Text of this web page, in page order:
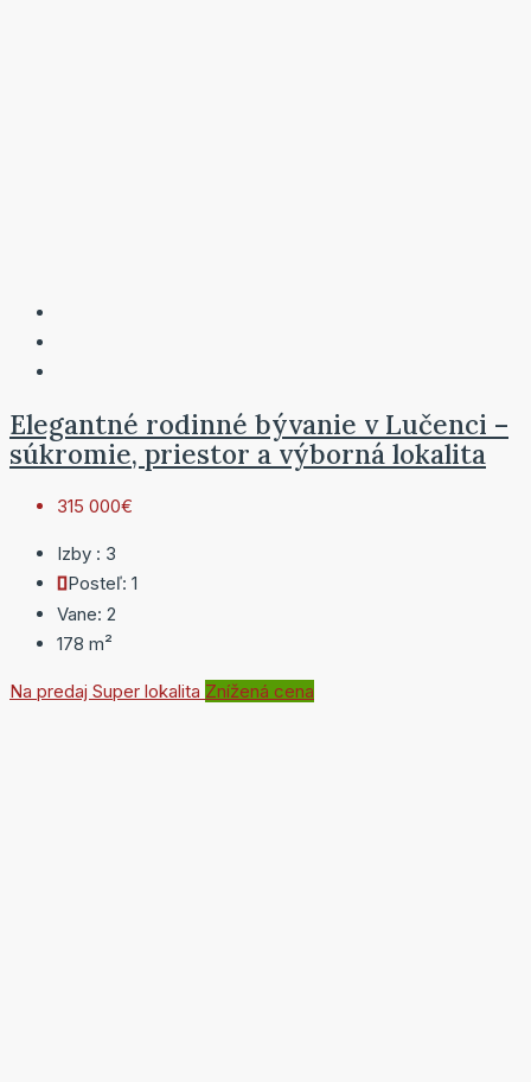
Elegantné rodinné bývanie v Lučenci –
súkromie, priestor a výborná lokalita
315 000€
Izby : 3
Posteľ: 1
Vane: 2
178 m²
Na predaj Super lokalita Znížená cena